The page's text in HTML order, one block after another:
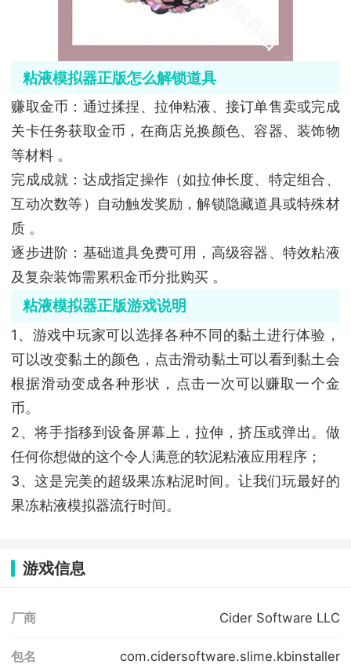
粘液模拟器正版怎么解锁道具
赚取金币：通过揉捏、拉伸粘液、接订单售卖或完成
关卡任务获取金币，在商店兑换颜色、容器、装饰物
等材料 。
完成成就：达成指定操作（如拉伸长度、特定组合、
互动次数等）自动触发奖励，解锁隐藏道具或特殊材
质 。
逐步进阶：基础道具免费可用，高级容器、特效粘液
及复杂装饰需累积金币分批购买 。
粘液模拟器正版游戏说明
1、游戏中玩家可以选择各种不同的黏土进行体验，
可以改变黏土的颜色，点击滑动黏土可以看到黏土会
根据滑动变成各种形状，点击一次可以赚取一个金
币。
2、将手指移到设备屏幕上，拉伸，挤压或弹出。做
任何你想做的这个令人满意的软泥粘液应用程序；
3、这是完美的超级果冻粘泥时间。让我们玩最好的
果冻粘液模拟器流行时间。
游戏信息
厂商 Cider Software LLC
包名 com.cidersoftware.slime.kbinstaller